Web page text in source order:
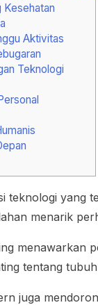
Kesehatan
Aktivitas
Teknologi
teknologi yang
menarik
tentang
juga